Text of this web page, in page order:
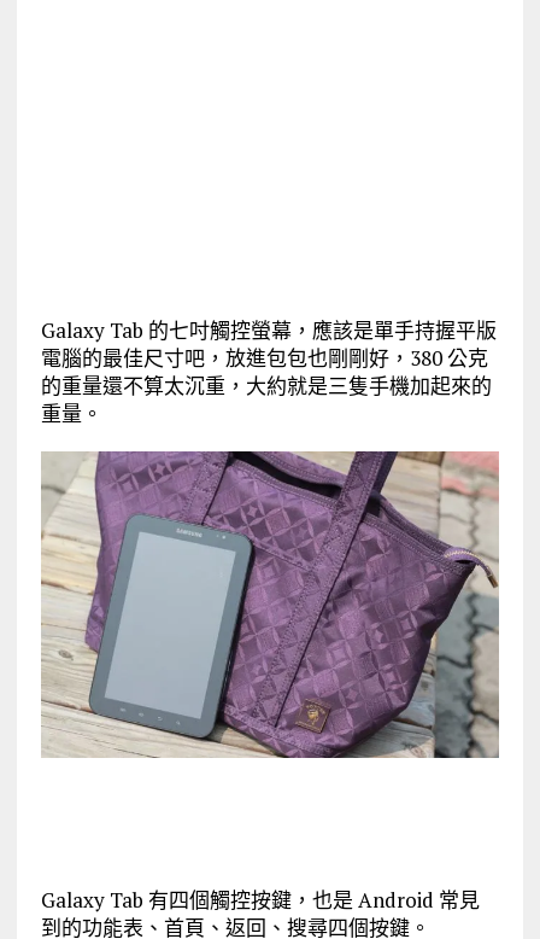
Galaxy Tab 的七吋觸控螢幕，應該是單手持握平版
電腦的最佳尺寸吧，放進包包也剛剛好，380 公克
的重量還不算太沉重，大約就是三隻手機加起來的
重量。
Galaxy Tab 有四個觸控按鍵，也是 Android 常見
到的功能表、首頁、返回、搜尋四個按鍵。